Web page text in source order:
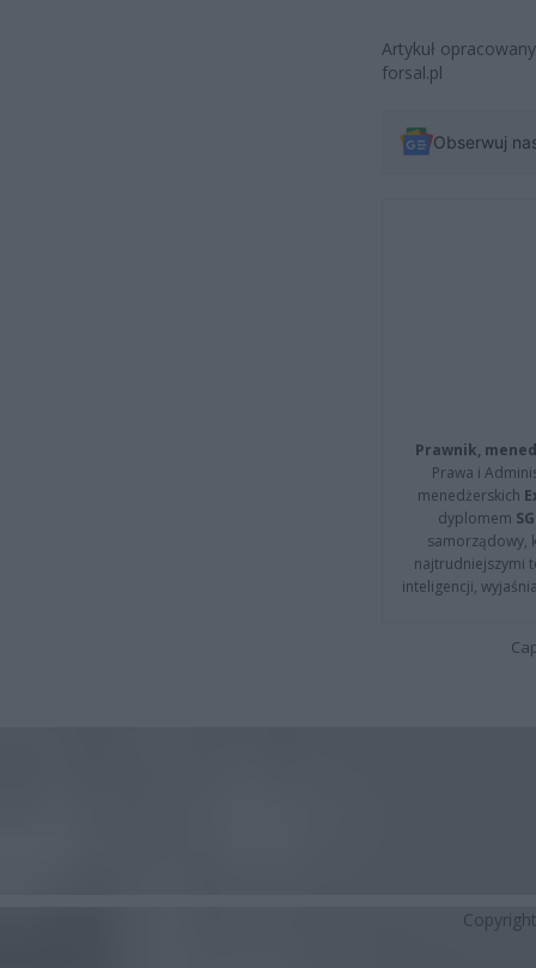
Artykuł
forsal.pl
Obserwuj
Prawnik,
Prawa i
menedżerskich
dyplomem
samorządowy,
najtrudniejszymi
inteligencji,